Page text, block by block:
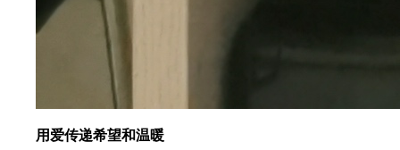
用爱传递希望和温暖